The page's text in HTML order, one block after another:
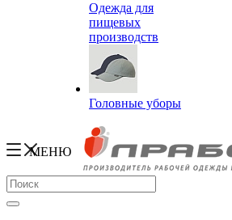
Одежда для
пищевых
производств
Головные уборы
МЕНЮ